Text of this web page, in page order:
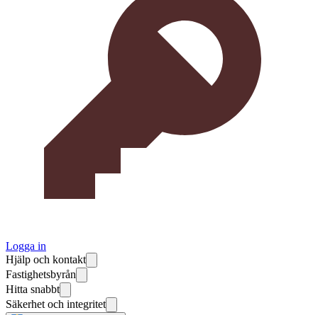
Logga in
Hjälp och kontakt
Fastighetsbyrån
Hitta snabbt
Säkerhet och integritet